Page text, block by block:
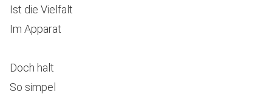
Ist die Vielfalt
Im Apparat
Doch halt
So simpel